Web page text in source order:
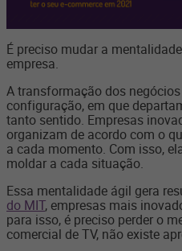
É preciso mudar a
empresa.
A transformação dos
configuração, em que
tanto sentido. Empresas
organizam de acordo com o
a cada momento. Com isso,
moldar a cada situação.
Essa mentalidade ágil gera
do MIT, empresas mais
para isso, é preciso perder o
comercial de TV, não existe